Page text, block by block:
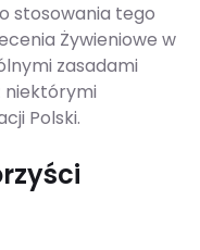
stosowania tego
Żywieniowe w
zasadami
niektórymi
Polski.